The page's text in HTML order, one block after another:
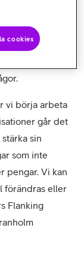
allvarliga,
(på
vi börja arbeta
går det
sin
som inte
pengar. Vi kan
förändras eller
Flanking
cookies